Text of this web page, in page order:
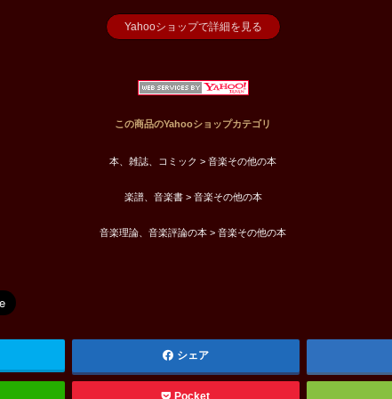
Yahooショップで詳細を見る
この商品のYahooショップカテゴリ
本、雑誌、コミック > 音楽その他の本
楽譜、音楽書 > 音楽その他の本
音楽理論、音楽評論の本 > 音楽その他の本
シェア
Pocket